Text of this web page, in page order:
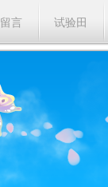
留言 试验田